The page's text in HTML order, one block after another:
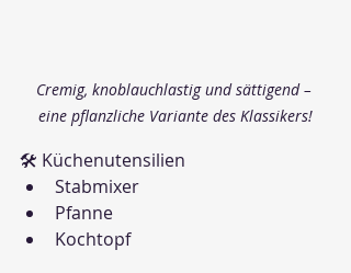
Cremig, knoblauchlastig und sättigend –
eine pflanzliche Variante des Klassikers!
🛠 Küchenutensilien
Stabmixer
Pfanne
Kochtopf